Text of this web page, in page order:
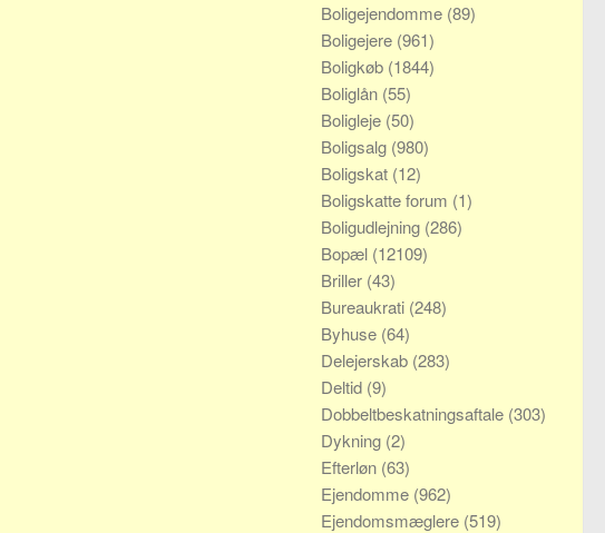
Boligejendomme (89)
Boligejere (961)
Boligkøb (1844)
Boliglån (55)
Boligleje (50)
Boligsalg (980)
Boligskat (12)
Boligskatte forum (1)
Boligudlejning (286)
Bopæl (12109)
Briller (43)
Bureaukrati (248)
Byhuse (64)
Delejerskab (283)
Deltid (9)
Dobbeltbeskatningsaftale (303)
Dykning (2)
Efterløn (63)
Ejendomme (962)
Ejendomsmæglere (519)